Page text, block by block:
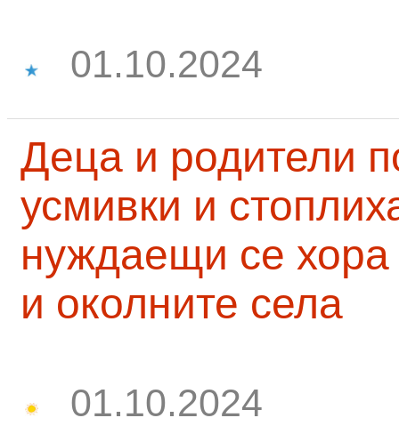
01.10.2024
Деца и родители
усмивки и
нуждаещи се
и околните села
01.10.2024